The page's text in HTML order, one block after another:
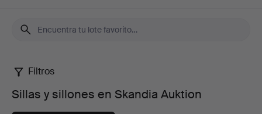
Sillas
Filtros
Sillas y sillones en Skandia Auktion